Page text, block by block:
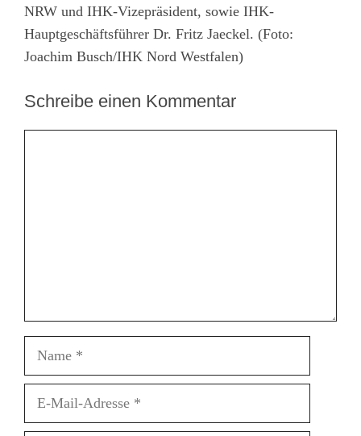
NRW und IHK-Vizepräsident, sowie IHK-
Hauptgeschäftsführer Dr. Fritz Jaeckel. (Foto:
Joachim Busch/IHK Nord Westfalen)
Schreibe einen Kommentar